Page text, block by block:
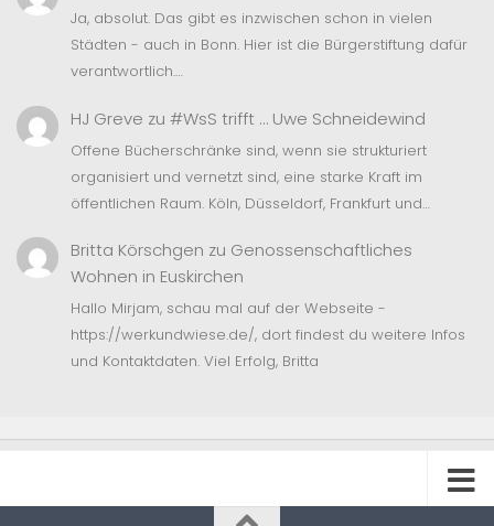
Ja, absolut. Das gibt es inzwischen schon in vielen
Städten - auch in Bonn. Hier ist die Bürgerstiftung dafür
verantwortlich.…
HJ Greve zu #WsS trifft … Uwe Schneidewind
Offene Bücherschränke sind, wenn sie strukturiert
organisiert und vernetzt sind, eine starke Kraft im
öffentlichen Raum. Köln, Düsseldorf, Frankfurt und…
Britta Körschgen zu Genossenschaftliches
Wohnen in Euskirchen
Hallo Mirjam, schau mal auf der Webseite -
https://werkundwiese.de/, dort findest du weitere Infos
und Kontaktdaten. Viel Erfolg, Britta